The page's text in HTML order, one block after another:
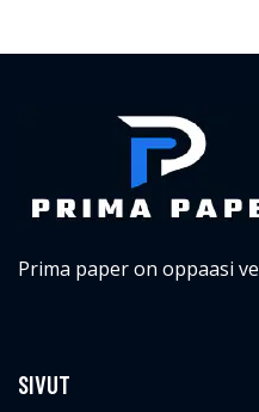
Prima paper on oppaasi
SIVUT